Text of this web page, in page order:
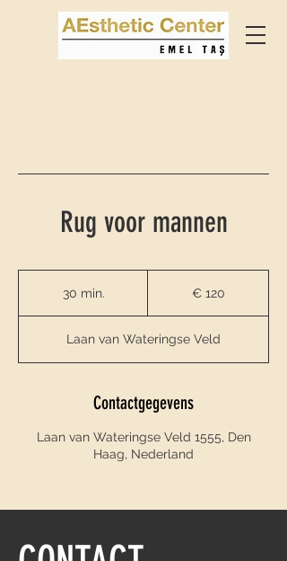
Rug voor mannen
30 min.
i
n
€ 120
Laan van Wateringse Veld
Contactgegevens
Laan van Wateringse Veld 1555, Den
Haag, Nederland